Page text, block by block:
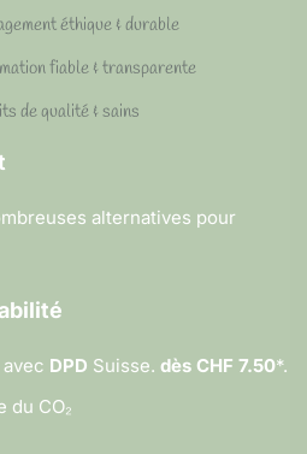
éthique & durable
fiable & transparente
de qualité & sains
alternatives pour
DPD Suisse. dès CHF 7.50*.
du CO₂